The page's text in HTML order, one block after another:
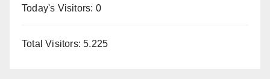
Today's Visitors: 0
Total Visitors:5.225